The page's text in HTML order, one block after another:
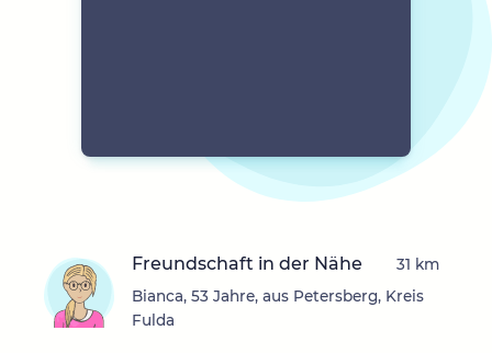
Freundschaft in der Nähe
Bianca, 53 Jahre, aus Petersberg, Kreis
Fulda
31 km